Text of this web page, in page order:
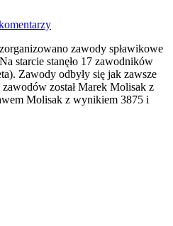
zawody spławikowe
starcie stanęło 17 zawodników
Zawody odbyły się jak zawsze
został Marek Molisak z
Molisak z wynikiem 3875 i